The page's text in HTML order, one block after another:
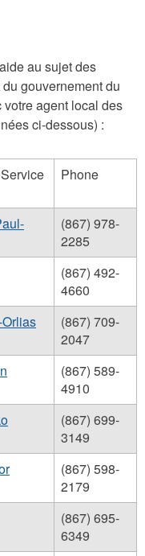
au sujet des
gouvernement du
agent local des
ci-dessous) :
Phone
(867) 978-
2285
(867) 492-
4660
(867) 709-
2047
(867) 589-
4910
(867) 699-
3149
(867) 598-
2179
(867) 695-
6349